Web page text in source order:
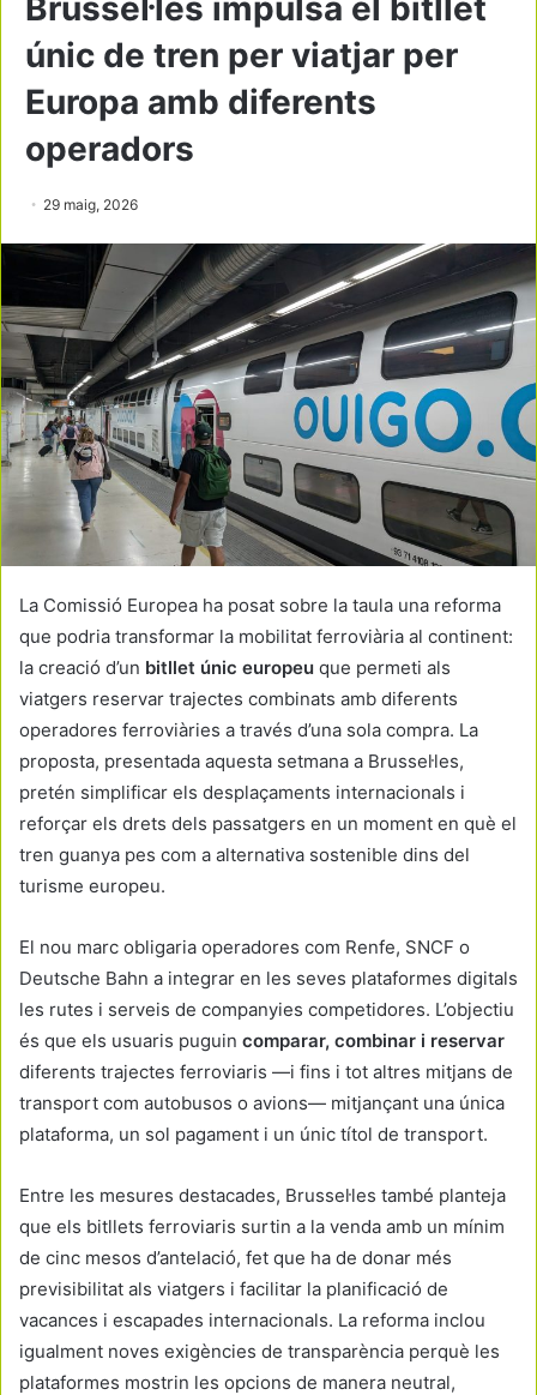
Brussel·les impulsa el bitllet
únic de tren per viatjar per
Europa amb diferents
operadors
29 maig, 2026
La Comissió Europea ha posat sobre la taula una reforma
que podria transformar la mobilitat ferroviària al continent:
la creació d’un bitllet únic europeu que permeti als
viatgers reservar trajectes combinats amb diferents
operadores ferroviàries a través d’una sola compra. La
proposta, presentada aquesta setmana a Brussel·les,
pretén simplificar els desplaçaments internacionals i
reforçar els drets dels passatgers en un moment en què el
tren guanya pes com a alternativa sostenible dins del
turisme europeu.
El nou marc obligaria operadores com Renfe, SNCF o
Deutsche Bahn a integrar en les seves plataformes digitals
les rutes i serveis de companyies competidores. L’objectiu
és que els usuaris puguin comparar, combinar i reservar
diferents trajectes ferroviaris —i fins i tot altres mitjans de
transport com autobusos o avions— mitjançant una única
plataforma, un sol pagament i un únic títol de transport.
Entre les mesures destacades, Brussel·les també planteja
que els bitllets ferroviaris surtin a la venda amb un mínim
de cinc mesos d’antelació, fet que ha de donar més
previsibilitat als viatgers i facilitar la planificació de
vacances i escapades internacionals. La reforma inclou
igualment noves exigències de transparència perquè les
plataformes mostrin les opcions de manera neutral,